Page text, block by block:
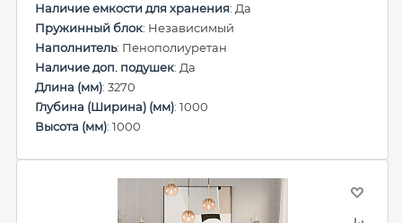
Наличие емкости для хранения: Да
Пружинный блок: Независимый
Наполнитель: Пенополиуретан
Наличие доп. подушек: Да
Длина (мм): 3270
Глубина (Ширина) (мм): 1000
Высота (мм): 1000